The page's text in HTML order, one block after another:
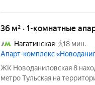
36 м² · 1-комнатные
Нагатинская
18 мин.
Апарт-комплекс
ЖК Новоданилoвcкaя 8
мeтpo Tульcкая на